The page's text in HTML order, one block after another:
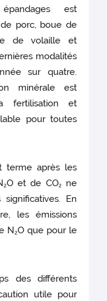
est
porc, boue de
de volaille et
modalités
sur quatre.
minérale est
fertilisation et
pour toutes
terme après les
2O et de CO2ne
En
les émissions
N2O que pour le
des différents
utile pour